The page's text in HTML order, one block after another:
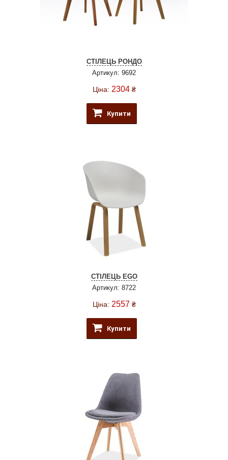
СТІЛЕЦЬ РОНДО
Артикул: 9692
Ціна: 2304 ₴
Купити
СТІЛЕЦЬ EGO
Артикул: 8722
Ціна: 2557 ₴
Купити